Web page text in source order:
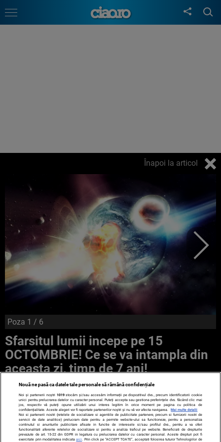
Înapoi la articol
Poza 1 / 6
Sfarsitul lumii incepe pe 15
OCTOMBRIE! Ce se va intampla din
aceasta zi, timp de 7 ani!
Nouă ne pasă ca datele tale personale să rămână confidențiale
Noi și partenerii noștri 1019stocăm și/sau accesăm informații pe dispozitivul dvs., precum identificatorii cookie
unici pentru prelucrarea datelor cu caracter personal. Puteți accepta sau gestiona preferințele dvs. făcând clic mai
jos, respectiv vă puteți opune utilizării unui interes legitim în orice moment pe pagina cu politica de
confidențialitate. Aceste alegeri vor fi raportate partenerilor noștri și nu vă vor afecta navigarea.
Mai multe detalii
Noi si partenerii nostri (retelele de socializare si agentiile de publicitate partenere, precum si furnizorii nostri de
servicii de date analitice) prelucram date pentru a permite website-ului sa functioneze, pentru a personaliza
continutul si anunturile publicitare afisate in functie de interesele si/sau profilul dvs., pentru a va oferi
functionalitati aferente retelelor de socializare si pentru a analiza traficul pe website. Beneficiati de drepturile
prevazute de art. 15-22 din GDPR in legatura cu prelucrarea datelor cu caracter personal. Aceste drepturi pot fi
exercitate prin modalitatea indicataaici . Prin click pe “ACCEPT TOATE”, acceptati folosirea tuturor Tehnologiilor de